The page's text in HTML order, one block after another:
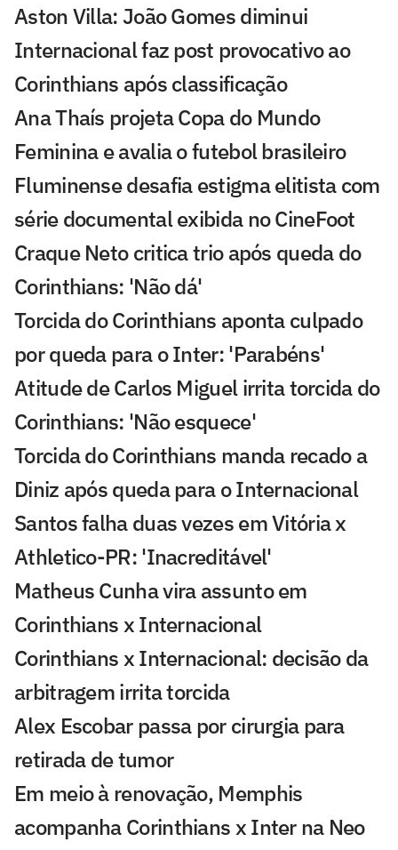
Aston Villa: João Gomes diminui
Internacional faz post provocativo ao
Corinthians após classificação
Ana Thaís projeta Copa do Mundo
Feminina e avalia o futebol brasileiro
Fluminense desafia estigma elitista com
série documental exibida no CineFoot
Craque Neto critica trio após queda do
Corinthians: 'Não dá'
Torcida do Corinthians aponta culpado
por queda para o Inter: 'Parabéns'
Atitude de Carlos Miguel irrita torcida do
Corinthians: 'Não esquece'
Torcida do Corinthians manda recado a
Diniz após queda para o Internacional
Santos falha duas vezes em Vitória x
Athletico-PR: 'Inacreditável'
Matheus Cunha vira assunto em
Corinthians x Internacional
Corinthians x Internacional: decisão da
arbitragem irrita torcida
Alex Escobar passa por cirurgia para
retirada de tumor
Em meio à renovação, Memphis
acompanha Corinthians x Inter na Neo